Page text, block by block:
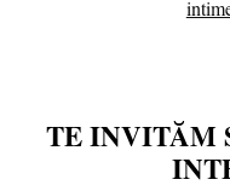
TE INVITĂM